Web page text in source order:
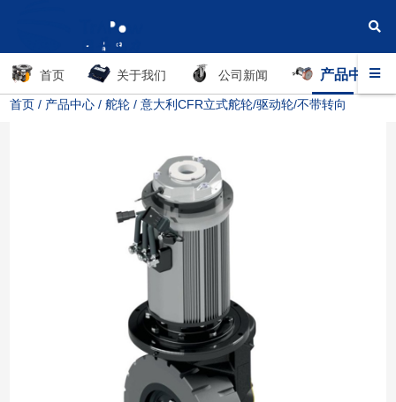
首页 关于我们 公司新闻 产品中心
首页 / 产品中心 /舵轮 / 意大利CFR立式舵轮/驱动轮/不带转向